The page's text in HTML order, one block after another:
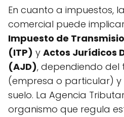
En cuanto a impuestos,
comercial puede
Impuesto de
(ITP) y Actos Jurídicos
(AJD), dependiendo
(empresa o particular)
suelo. La Agencia
organismo que regula